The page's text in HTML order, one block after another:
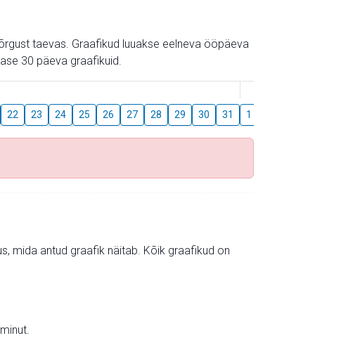
taevas. Graafikud luuakse eelneva ööpäeva
30 päeva graafikuid.
22 23 24 25 26 27 28 29 30 31 1
mida antud graafik näitab. Kõik graafikud on